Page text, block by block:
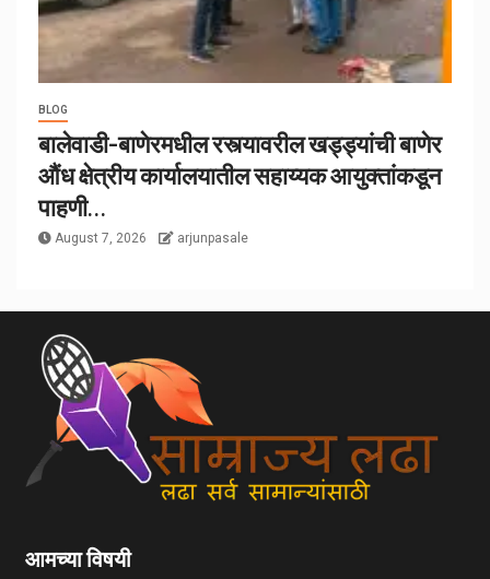
BLOG
बालेवाडी-बाणेरमधील रस्त्यावरील खड्ड्यांची बाणेर
औंध क्षेत्रीय कार्यालयातील सहाय्यक आयुक्तांकडून
पाहणी…
August 7, 2026 arjunpasale
आमच्या विषयी